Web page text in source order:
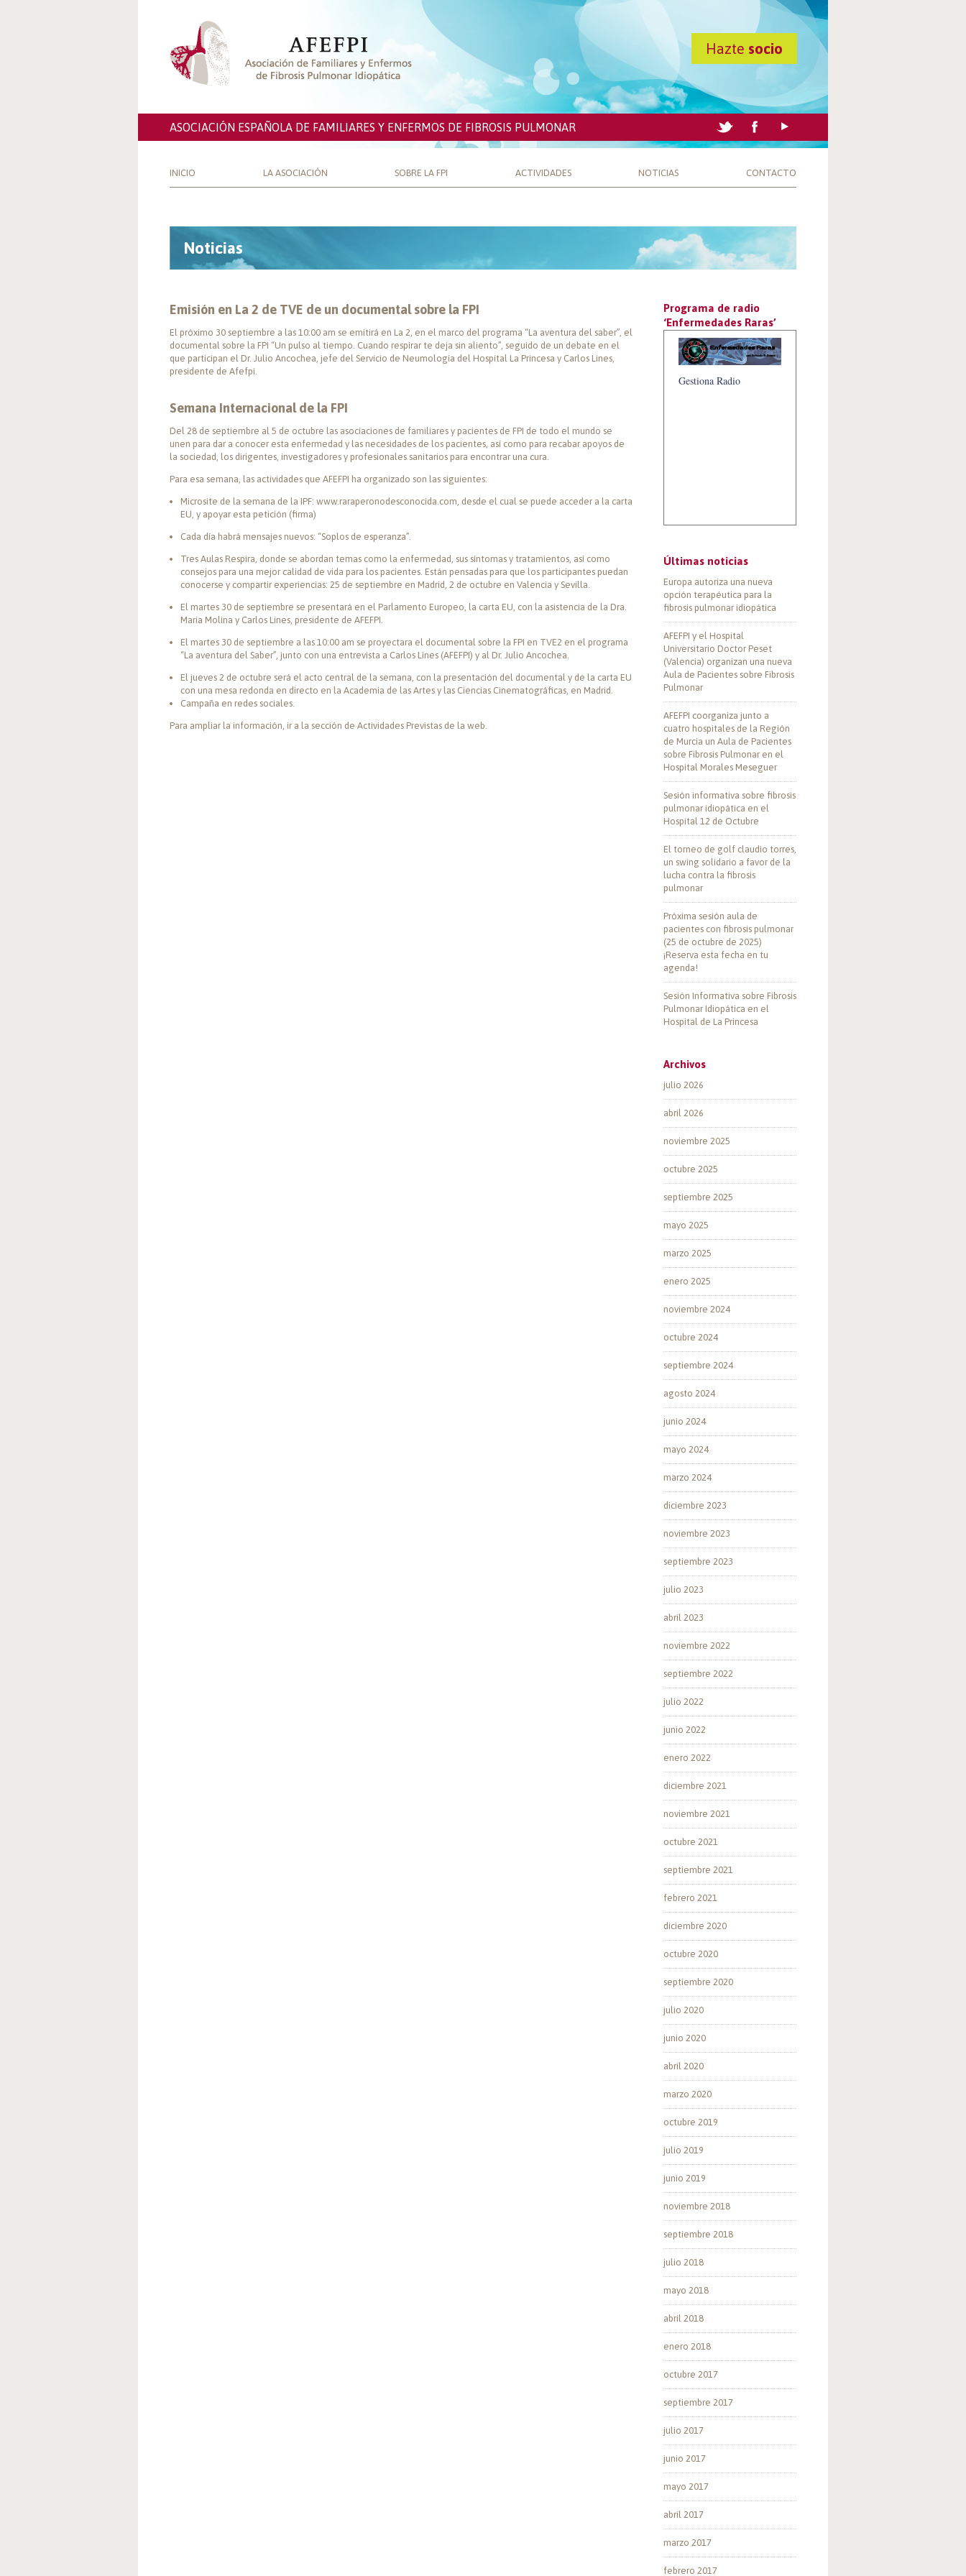
Hazte socio
ASOCIACIÓN ESPAÑOLA DE FAMILIARES Y ENFERMOS DE FIBROSIS PULMONAR
INICIO LA ASOCIACIÓN SOBRE LA FPI ACTIVIDADES NOTICIAS CONTACTO
Noticias
Emisión en La 2 de TVE de un documental sobre la FPI
El próximo 30 septiembre a las 10:00 am se emitirá en La 2, en el marco del programa “La aventura del saber”, el
documental sobre la FPI “Un pulso al tiempo. Cuando respirar te deja sin aliento”, seguido de un debate en el
que participan el Dr. Julio Ancochea, jefe del Servicio de Neumología del Hospital La Princesa y Carlos Lines,
presidente de Afefpi.
Semana Internacional de la FPI
Del 28 de septiembre al 5 de octubre las asociaciones de familiares y pacientes de FPI de todo el mundo se
unen para dar a conocer esta enfermedad y las necesidades de los pacientes, así como para recabar apoyos de
la sociedad, los dirigentes, investigadores y profesionales sanitarios para encontrar una cura.
Para esa semana, las actividades que AFEFPI ha organizado son las siguientes:
Microsite de la semana de la IPF: www.raraperonodesconocida.com, desde el cual se puede acceder a la carta
EU, y apoyar esta petición (firma)
Cada día habrá mensajes nuevos: “Soplos de esperanza”.
Tres Aulas Respira, donde se abordan temas como la enfermedad, sus síntomas y tratamientos, así como
consejos para una mejor calidad de vida para los pacientes. Están pensadas para que los participantes puedan
conocerse y compartir experiencias: 25 de septiembre en Madrid, 2 de octubre en Valencia y Sevilla.
El martes 30 de septiembre se presentará en el Parlamento Europeo, la carta EU, con la asistencia de la Dra.
Maria Molina y Carlos Lines, presidente de AFEFPI.
El martes 30 de septiembre a las 10:00 am se proyectara el documental sobre la FPI en TVE2 en el programa
“La aventura del Saber”, junto con una entrevista a Carlos Lines (AFEFPI) y al Dr. Julio Ancochea.
El jueves 2 de octubre será el acto central de la semana, con la presentación del documental y de la carta EU
con una mesa redonda en directo en la Academia de las Artes y las Ciencias Cinematográficas, en Madrid.
Campaña en redes sociales.
Para ampliar la información, ir a la sección de Actividades Previstas de la web.
Programa de radio
‘Enfermedades Raras’
Gestiona Radio
Últimas noticias
Europa autoriza una nueva
opción terapéutica para la
fibrosis pulmonar idiopática
AFEFPI y el Hospital
Universitario Doctor Peset
(Valencia) organizan una nueva
Aula de Pacientes sobre Fibrosis
Pulmonar
AFEFPI coorganiza junto a
cuatro hospitales de la Región
de Murcia un Aula de Pacientes
sobre Fibrosis Pulmonar en el
Hospital Morales Meseguer
Sesión informativa sobre fibrosis
pulmonar idiopática en el
Hospital 12 de Octubre
El torneo de golf claudio torres,
un swing solidario a favor de la
lucha contra la fibrosis
pulmonar
Próxima sesión aula de
pacientes con fibrosis pulmonar
(25 de octubre de 2025)
¡Reserva esta fecha en tu
agenda!
Sesión Informativa sobre Fibrosis
Pulmonar Idiopática en el
Hospital de La Princesa
Archivos
julio 2026
abril 2026
noviembre 2025
octubre 2025
septiembre 2025
mayo 2025
marzo 2025
enero 2025
noviembre 2024
octubre 2024
septiembre 2024
agosto 2024
junio 2024
mayo 2024
marzo 2024
diciembre 2023
noviembre 2023
septiembre 2023
julio 2023
abril 2023
noviembre 2022
septiembre 2022
julio 2022
junio 2022
enero 2022
diciembre 2021
noviembre 2021
octubre 2021
septiembre 2021
febrero 2021
diciembre 2020
octubre 2020
septiembre 2020
julio 2020
junio 2020
abril 2020
marzo 2020
octubre 2019
julio 2019
junio 2019
noviembre 2018
septiembre 2018
julio 2018
mayo 2018
abril 2018
enero 2018
octubre 2017
septiembre 2017
julio 2017
junio 2017
mayo 2017
abril 2017
marzo 2017
febrero 2017